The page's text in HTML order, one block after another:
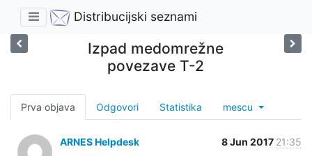
Distribucijski seznami
Izpad medomrežne
povezave T-2
Prva objava Odgovori Statistika mescu
ARNES Helpdesk 8 Jun 2017 21:35